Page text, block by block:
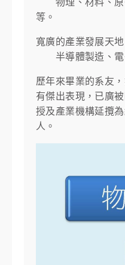
物理、材料、原
等。
寬廣的產業發展天地
半導體製造、電
歷年來畢業的系友
有傑出表現，已廣
授及產業機構延攬
人。